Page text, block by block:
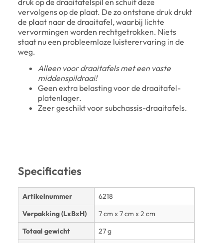
vervolgens op de plaat. De zo ontstane druk drukt
de plaat naar de draaitafel, waarbij lichte
vervormingen worden rechtgetrokken. Niets
staat nu een probleemloze luisterervaring in de
weg.
Alleen voor draaitafels met een vaste
middenspildraai!
Geen extra belasting voor de draaitafel-
platenlager.
Zeer geschikt voor subchassis-draaitafels.
Specificaties
Artikelnummer
6218
Verpakking (LxBxH)
7 cm x 7 cm x 2 cm
Totaal gewicht
27 g